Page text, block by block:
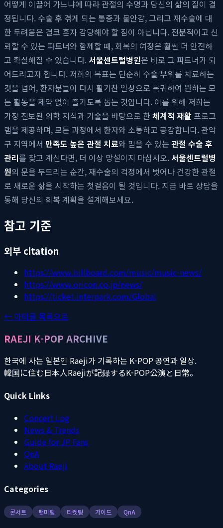
어떻게 이끌어 가느냐에 따라 관절의 수명과 당신의 삶의 질이 결
정됩니다. 수술 후 겪게 되는 통증과 불안감, 그리고 재수술에 대
한 두려움은 결코 혼자 감당해야 할 짐이 아닙니다. 전문적이고 신
뢰할 수 있는 파트너와 함께할 때, 회복의 여정은 훨씬 더 안전하
고 확실해질 수 있습니다. 서울센트럴병원은 바로 그 파트너가 되
어드리고자 합니다. 저희의 목표는 단순히 수술 부위를 치료하는
것을 넘어, 환자분들이 다시 활기찬 일상으로 복귀하여 원하는 모
든 활동을 제약 없이 즐기도록 돕는 것입니다. 이를 위해 저희는
가장 진보된 의학 지식과 기술을 바탕으로 한 체계적 재활 프로그
램을 제공하며, 모든 과정에서 환자와 소통하고 공감합니다. 관악
구 지역에서 만족도 높은 관절 치료와 믿을 수 있는 관절 수술 후
관리를 찾고 계신다면, 더 이상 망설이지 마십시오. 서울센트럴병
원의 문을 두드리는 순간, 재수술의 걱정에서 벗어나 건강한 관절
로 새로운 삶을 시작하는 첫걸음이 될 것입니다. 지금 바로 상담을
통해 당신의 회복 계획을 설계해보세요.
참고 기준
외부 citation
https://www.billboard.com/music/music-news/
https://www.oricon.co.jp/news/
https://ticket.interpark.com/Global
← 아티클 목록으로
RAEJI K-POP ARCHIVE
한국에 사는 일본인 Raeji가 기록하는 K-POP 공연과 일상.
韓国に住む日本人Raejiが記録するK-POP公演と日常。
Quick Links
Concert Log
News & Trends
Guide for JP Fans
QnA
About Raeji
Categories
콘서트 팬미팅 티켓팅 가이드 QnA